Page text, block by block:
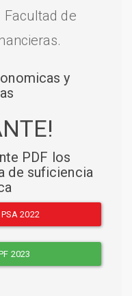
Facultad de
y
PDF los
de suficiencia
2022
2023